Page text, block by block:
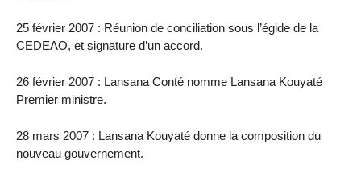
25 février 2007 : Réunion de conciliation sous l’égide de la
CEDEAO, et signature d’un accord.
26 février 2007 : Lansana Conté nomme Lansana Kouyaté
Premier ministre.
28 mars 2007 : Lansana Kouyaté donne la composition du
nouveau gouvernement.